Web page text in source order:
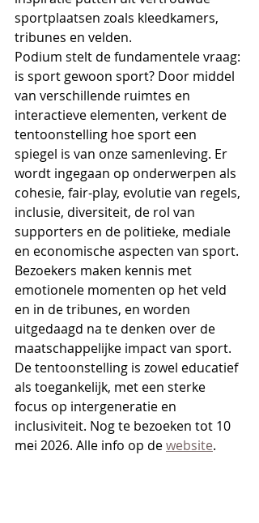
sportplaatsen zoals kleedkamers,
tribunes en velden.​
Podium stelt de fundamentele vraag:
is sport gewoon sport? Door middel
van verschillende ruimtes en
interactieve elementen, verkent de
tentoonstelling hoe sport een
spiegel is van onze samenleving. Er
wordt ingegaan op onderwerpen als
cohesie, fair-play, evolutie van regels,
inclusie, diversiteit, de rol van
supporters en de politieke, mediale
en economische aspecten van sport.
Bezoekers maken kennis met
emotionele momenten op het veld
en in de tribunes, en worden
uitgedaagd na te denken over de
maatschappelijke impact van sport.​
De tentoonstelling is zowel educatief
als toegankelijk, met een sterke
focus op intergeneratie en
inclusiviteit. Nog te bezoeken tot 10
mei 2026. Alle info op de website.